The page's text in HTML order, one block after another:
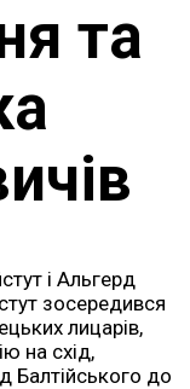
та
і Альгерд
зосередився
лицарів,
на схід,
Балтійського до